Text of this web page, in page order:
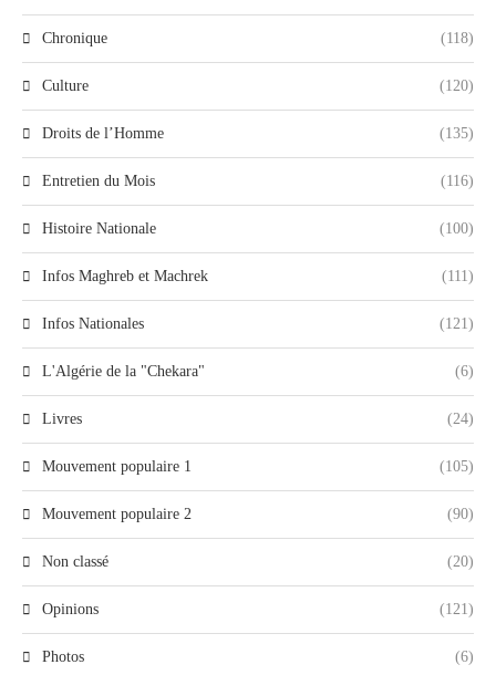
Chronique (118)
Culture (120)
Droits de l’Homme (135)
Entretien du Mois (116)
Histoire Nationale (100)
Infos Maghreb et Machrek (111)
Infos Nationales (121)
L'Algérie de la "Chekara" (6)
Livres (24)
Mouvement populaire 1 (105)
Mouvement populaire 2 (90)
Non classé (20)
Opinions (121)
Photos (6)